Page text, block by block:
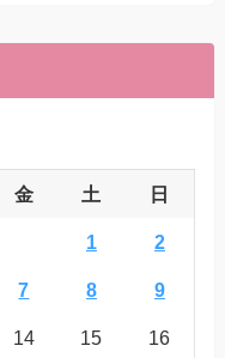
金 土 日
1 2
7 8 9
14 15 16